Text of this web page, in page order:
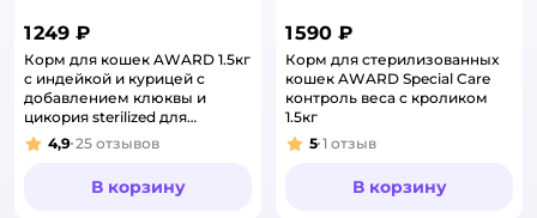
1 249 ₽
Корм для кошек AWARD 1.5кг
с индейкой и курицей с
добавлением клюквы и
цикория sterilized для
взрослых стерилизованных
сухой
Рейтинг:
4,9 25 отзывов
В корзину
1 590 ₽
Корм для стерилизованных
кошек AWARD Special Care
контроль веса с кроликом
1.5кг
Рейтинг:
5 1 отзыв
В корзину